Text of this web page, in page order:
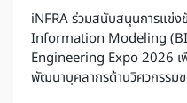
iNFRA ร่วมสนับสนุนการแข่
Information Modeling
Engineering Expo 2026 เ
พัฒนาบุคลากรด้านวิศวกรรมข